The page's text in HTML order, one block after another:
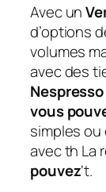
Avec un
d’options
volumes
avec des
Nespresso
vous
simples
avec th La
pouvez‘t.